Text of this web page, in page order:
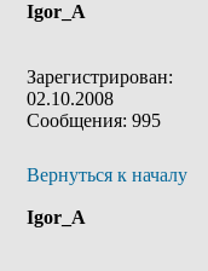
Igor_A
Зарегистрирован:
02.10.2008
Сообщения: 995
Вернуться к началу
Igor_A